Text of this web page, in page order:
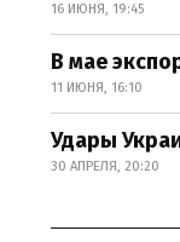
16 ИЮНЯ, 19:45
В мае
11 ИЮНЯ, 16:10
Удары
30 АПРЕЛЯ, 20:20